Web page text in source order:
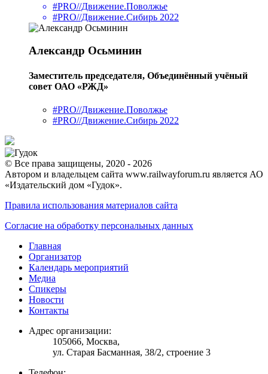
#PRO//Движение.Поволжье
#PRO//Движение.Сибирь 2022
Александр Осьминин
Заместитель председателя, Объединённый учёный
совет ОАО «РЖД»
#PRO//Движение.Поволжье
#PRO//Движение.Сибирь 2022
© Все права защищены, 2020 - 2026
Автором и владельцем сайта www.railwayforum.ru является АО
«Издательский дом «Гудок».
Правила использования материалов сайта
Согласие на обработку персональных данных
Главная
Организатор
Календарь мероприятий
Медиа
Спикеры
Новости
Контакты
Адрес организации:
105066, Москва,
ул. Старая Басманная, 38/2, строение 3